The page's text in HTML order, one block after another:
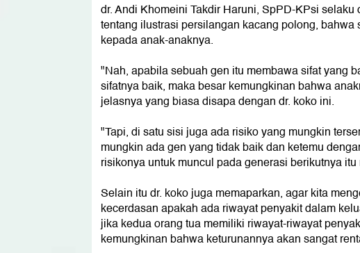
dr. Andi Khomeini Takdir Haruni, SpPD-KPsi
tentang ilustrasi persilangan kacang polong,
kepada anak-anaknya.
"Nah, apabila sebuah gen itu membawa sifat yang
sifatnya baik, maka besar kemungkinan bahwa
jelasnya yang biasa disapa dengan dr. koko ini.
"Tapi, di satu sisi juga ada risiko yang mungkin
mungkin ada gen yang tidak baik dan ketemu
risikonya untuk muncul pada generasi berikutnya
Selain itu dr. koko juga memaparkan, agar kita
kecerdasan apakah ada riwayat penyakit dalam
jika kedua orang tua memiliki riwayat-riwayat
kemungkinan bahwa keturunannya akan sangat